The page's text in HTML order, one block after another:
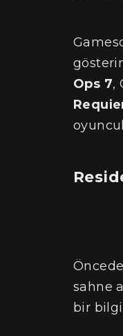
Ops 7,
sahne
bir bilgi